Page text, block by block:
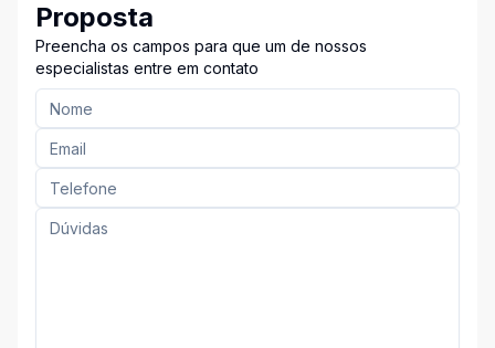
Proposta
Preencha os campos para que um de nossos
especialistas entre em contato